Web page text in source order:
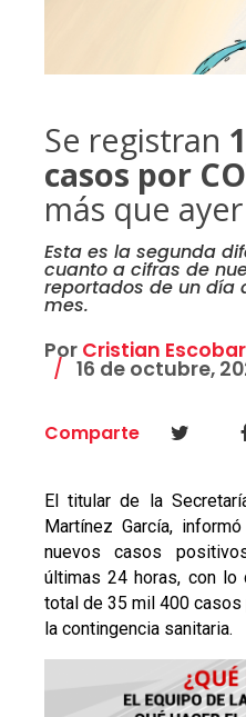
Se registran
casos por
más que ayer
Esta es la segunda
cuanto a cifras de
reportados de un día
mes.
Por Cristian
16 de octubre,
Comparte
El titular de la
Martínez García,
nuevos casos
últimas 24 horas, con lo
total de 35 mil 400
la contingencia sanitaria.